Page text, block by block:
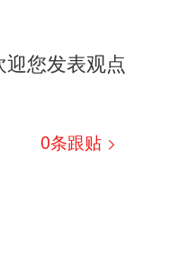
您发表观点
0条跟贴